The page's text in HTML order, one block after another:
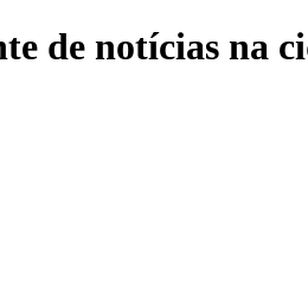
de notícias na